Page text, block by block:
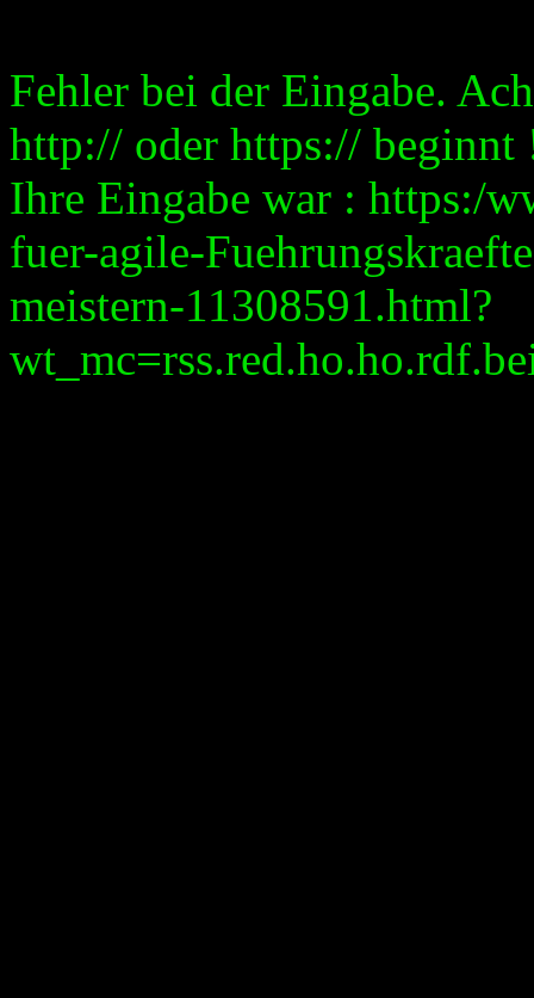
Fehler bei der Eingabe.
http:// oder https:// beginnt
Ihre Eingabe war : https:/
fuer-agile-
meistern-11308591.html?